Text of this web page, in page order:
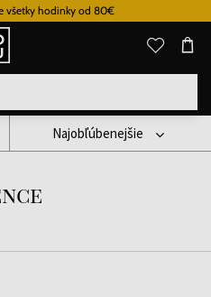
všetky hodinky od 80€
Najobľúbenejšie